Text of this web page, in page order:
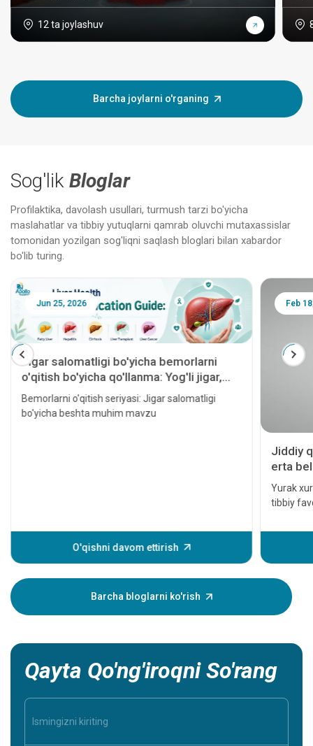
12 ta joylashuv
Barcha joylarni o'rganing
Sog'lik Bloglar
Profilaktika, davolash usullari, turmush tarzi bo'yicha
maslahatlar va tibbiy yutuqlarni qamrab oluvchi mutaxassislar
tomonidan yozilgan sog'liqni saqlash bloglari bilan xabardor
bo'lib turing.
Jun 25, 2026
Jigar salomatligi bo'yicha bemorlarni
o'qitish bo'yicha qo'llanma: Yog'li jigar,
gepatit, sirroz, jigar transplantatsiyasi va
jigar saratoni
Bemorlarni o'qitish seriyasi: Jigar salomatligi
bo'yicha beshta muhim mavzu
O'qishni davom ettirish
Feb
Jiddiy
erta
Yurak
tibbiy
hatto
Ushbu
shuning
Barcha bloglarni ko'rish
Qayta Qo'ng'iroqni So'rang